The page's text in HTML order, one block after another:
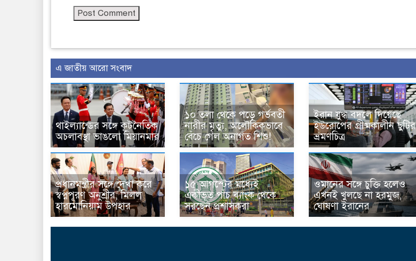
এ জাতীয় আরো সংবাদ
থাইল্যান্ডের সঙ্গে কূটনৈতিক
অচলাবস্থা ভাঙলো মিয়ানমার
১০ তলা থেকে পড়ে গর্ভবতী
নারীর মৃত্যু, অলৌকিকভাবে
বেঁচে গেল অনাগত শিশু!
ইরান যুদ্ধ বদলে দিয়েছে
ইউরোপের গ্রীষ্মকালীন ছুটির
ভ্রমণচিত্র
প্রধানমন্ত্রীর সঙ্গে দেখা করে
স্বপ্নপূরণ অনুশ্রীর, মিলল
হারমোনিয়াম উপহার
১৫ আগস্টের মধ্যেই
একীভূত পাঁচ ব্যাংক থেকে
সরছেন প্রশাসকরা
ওমানের সঙ্গে চুক্তি হলেও
এখনই খুলছে না হরমুজ,
ঘোষণা ইরানের